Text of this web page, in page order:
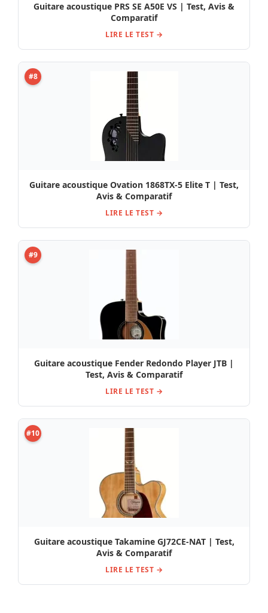
Guitare acoustique PRS SE A50E VS | Test, Avis &
Comparatif
LIRE LE TEST →
#8
Guitare acoustique Ovation 1868TX-5 Elite T | Test,
Avis & Comparatif
LIRE LE TEST →
#9
Guitare acoustique Fender Redondo Player JTB |
Test, Avis & Comparatif
LIRE LE TEST →
#10
Guitare acoustique Takamine GJ72CE-NAT | Test,
Avis & Comparatif
LIRE LE TEST →